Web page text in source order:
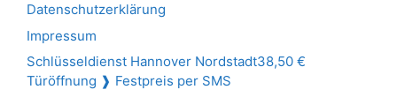
Datenschutzerklärung
Impressum
Schlüsseldienst Hannover Nordstadt38,50 €
Türöffnung ❱ Festpreis per SMS